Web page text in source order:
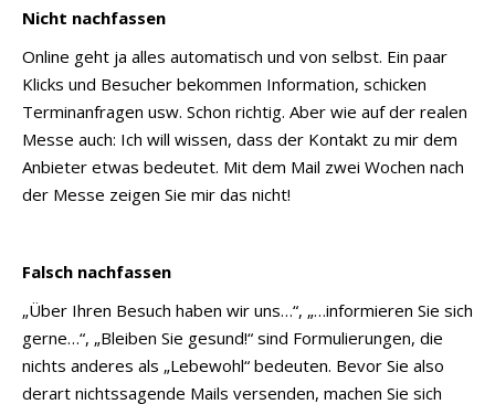
Nicht nachfassen
Online geht ja alles automatisch und von selbst. Ein paar
Klicks und Besucher bekommen Information, schicken
Terminanfragen usw. Schon richtig. Aber wie auf der realen
Messe auch: Ich will wissen, dass der Kontakt zu mir dem
Anbieter etwas bedeutet. Mit dem Mail zwei Wochen nach
der Messe zeigen Sie mir das nicht!
Falsch nachfassen
„Über Ihren Besuch haben wir uns…“, „…informieren Sie sich
gerne…“, „Bleiben Sie gesund!“ sind Formulierungen, die
nichts anderes als „Lebewohl“ bedeuten. Bevor Sie also
derart nichtssagende Mails versenden, machen Sie sich